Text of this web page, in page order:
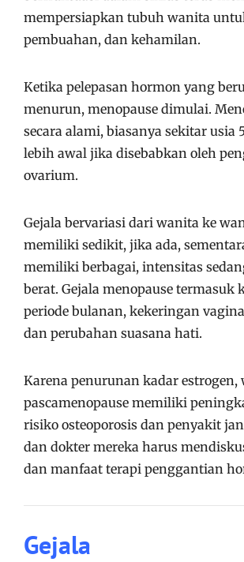
mempersiapkan tubuh wanita
pembuahan, dan kehamilan.
Ketika pelepasan hormon yang
menurun, menopause dimulai.
secara alami, biasanya sekitar usia
lebih awal jika disebabkan oleh
ovarium.
Gejala bervariasi dari wanita ke
memiliki sedikit, jika ada,
memiliki berbagai, intensitas
berat. Gejala menopause termasuk
periode bulanan, kekeringan
dan perubahan suasana hati.
Karena penurunan kadar estrogen,
pascamenopause memiliki
risiko osteoporosis dan penyakit
dan dokter mereka harus
dan manfaat terapi penggantian
Gejala